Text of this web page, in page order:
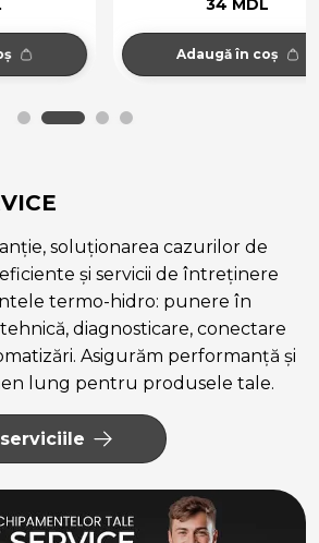
34 MDL
Adaugă în coș
soluționarea cazurilor de
și servicii de întreținere
termo-hidro: punere în
diagnosticare, conectare
Asigurăm performanță și
lung pentru produsele tale.